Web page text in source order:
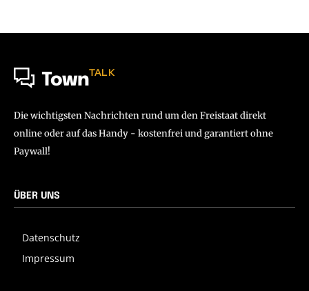
TownTALK
Die wichtigsten Nachrichten rund um den Freistaat direkt
online oder auf das Handy - kostenfrei und garantiert ohne
Paywall!
ÜBER UNS
Datenschutz
Impressum